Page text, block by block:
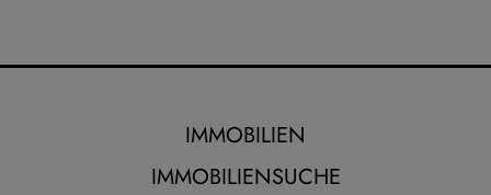
IMMOBILIEN
IMMOBILIENSUCHE